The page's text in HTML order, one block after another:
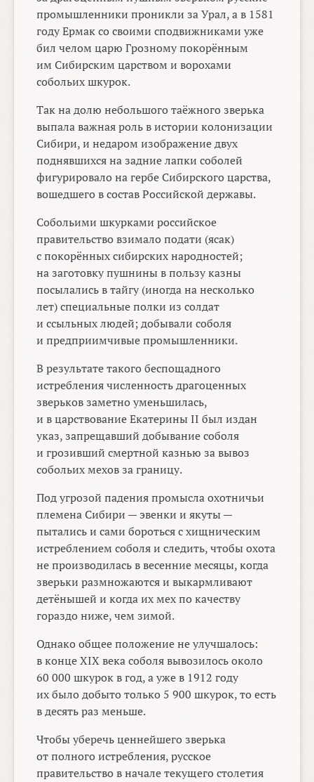
промышленники проникли за Урал, а в 1581
году Ермак со своими сподвижниками уже
бил челом царю Грозному покорённым
им Сибирским царством и ворохами
собольих шкурок.
Так на долю небольшого таёжного зверька
выпала важная роль в истории колонизации
Сибири, и недаром изображение двух
поднявшихся на задние лапки соболей
фигурировало на гербе Сибирского царства,
вошедшего в состав Российской державы.
Собольими шкурками российское
правительство взимало подати (ясак)
с покорённых сибирских народностей;
на заготовку пушнины в пользу казны
посылались в тайгу (иногда на несколько
лет) специальные полки из солдат
и ссыльных людей; добывали соболя
и предприимчивые промышленники.
В результате такого беспощадного
истребления численность драгоценных
зверьков заметно уменьшилась,
и в царствование Екатерины II был издан
указ, запрещавший добывание соболя
и грозивший смертной казнью за вывоз
собольих мехов за границу.
Под угрозой падения промысла охотничьи
племена Сибири — эвенки и якуты —
пытались и сами бороться с хищническим
истреблением соболя и следить, чтобы охота
не производилась в весенние месяцы, когда
зверьки размножаются и выкармливают
детёнышей и когда их мех по качеству
гораздо ниже, чем зимой.
Однако общее положение не улучшалось:
в конце XIX века соболя вывозилось около
60 000 шкурок в год, а уже в 1912 году
их было добыто только 5 900 шкурок, то есть
в десять раз меньше.
Чтобы уберечь ценнейшего зверька
от полного истребления, русское
правительство в начале текущего столетия